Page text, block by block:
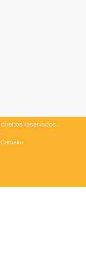
reservados.